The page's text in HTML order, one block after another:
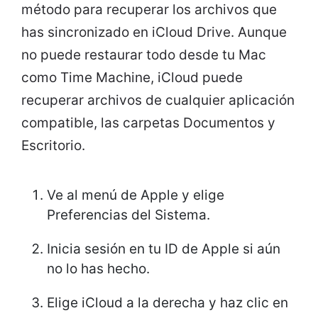
método para recuperar los archivos que
has sincronizado en iCloud Drive. Aunque
no puede restaurar todo desde tu Mac
como Time Machine, iCloud puede
recuperar archivos de cualquier aplicación
compatible, las carpetas Documentos y
Escritorio.
Ve al menú de Apple y elige
Preferencias del Sistema.
Inicia sesión en tu ID de Apple si aún
no lo has hecho.
Elige iCloud a la derecha y haz clic en